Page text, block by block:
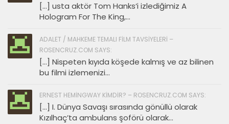
[…] usta aktör Tom Hanks‘i izlediğimiz A
Hologram For The King,...
ADALET / MAHKEME TEMALI FILM TAVSIYELERI –
ROSENCRUZ.COM SAYS:
[…] Nispeten kıyıda köşede kalmış ve az bilinen
bu filmi izlemenizi...
ERNEST HEMINGWAY KIMDIR? – ROSENCRUZ.COM SAYS:
[…] I. Dünya Savaşı sırasında gönüllü olarak
Kızılhaç’ta ambulans şoförü olarak...